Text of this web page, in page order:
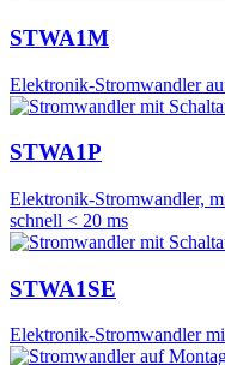
STWA1M
Elektronik-Stromwandler
STWA1P
Elektronik-Stromwandler,
schnell < 20 ms
STWA1SE
Elektronik-Stromwandler